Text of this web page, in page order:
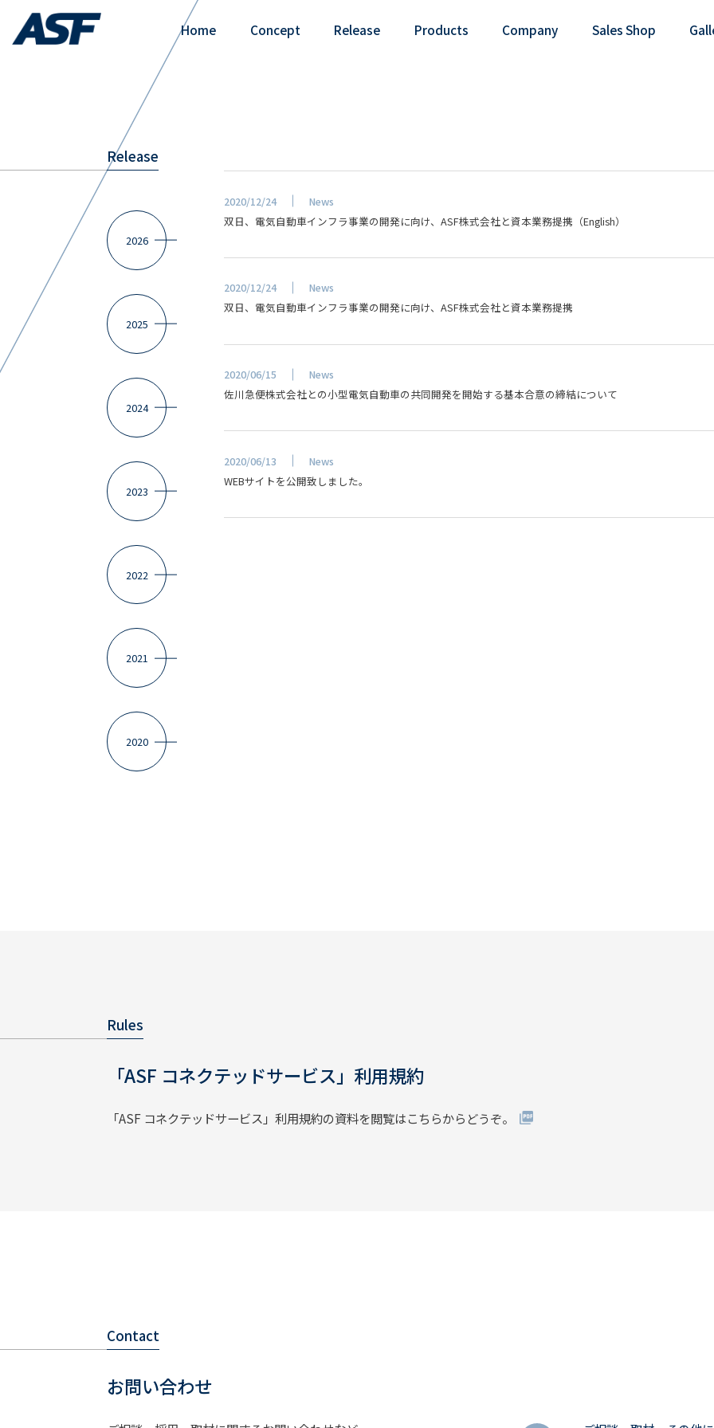
Home Concept Release Products Company Sales Shop
Release
2026
2025
2024
2023
2022
2021
2020
2020/12/24
News
双日、電気自動車インフラ事業の開発に向け、ASF株式会社と資本業務提携（English）
2020/12/24
News
双日、電気自動車インフラ事業の開発に向け、ASF株式会社と資本業務提携
2020/06/15
News
佐川急便株式会社との小型電気自動車の共同開発を開始する基本合意の締結について
2020/06/13
News
WEBサイトを公開致しました。
Rules
「ASF コネクテッドサービス」利用規約
「ASF コネクテッドサービス」利用規約の資料を閲覧はこちらからどうぞ。
Contact
お問い合わせ